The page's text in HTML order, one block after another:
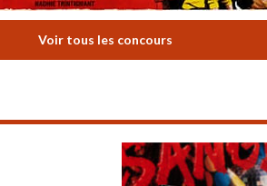
Voir tous les concours